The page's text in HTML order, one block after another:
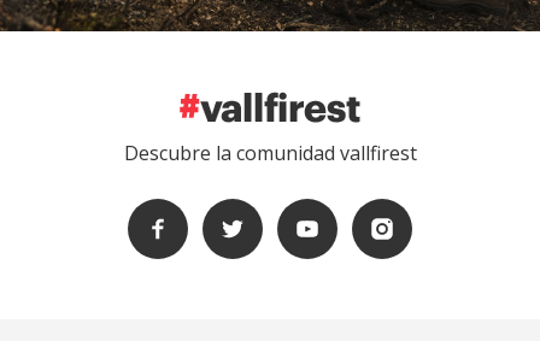
Descubre la comunidad vallfirest